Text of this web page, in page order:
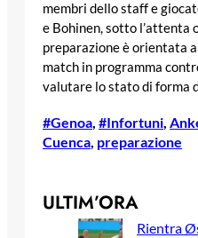
membri dello staff e
e Bohinen, sotto l’attenta
preparazione è orientata
match in programma
valutare lo stato di forma
#Genoa, #Infortuni,
Cuenca, preparazione
ULTIM’ORA
Rientra